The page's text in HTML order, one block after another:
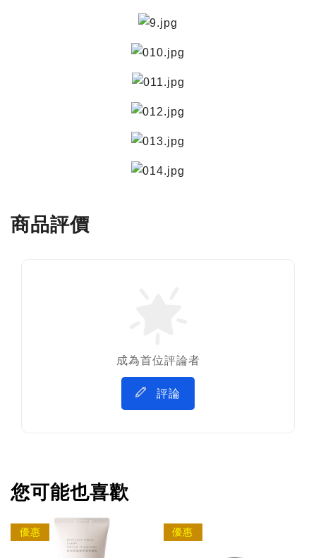
商品評價
成為首位評論者
評論
您可能也喜歡
優惠 優惠